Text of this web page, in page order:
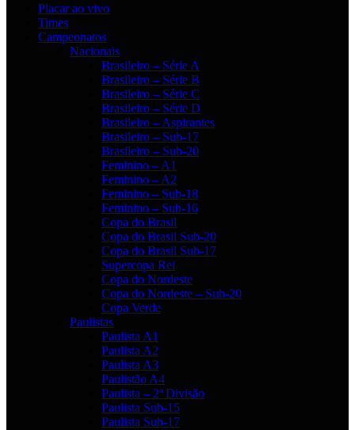
Placar ao vivo
Times
Campeonatos
Nacionais
Brasileiro – Série A
Brasileiro – Série B
Brasileiro – Série C
Brasileiro – Série D
Brasileiro – Aspirantes
Brasileiro – Sub-17
Brasileiro – Sub-20
Feminino – A1
Feminino – A2
Feminino – Sub-18
Feminino – Sub-16
Copa do Brasil
Copa do Brasil Sub-20
Copa do Brasil Sub-17
Supercopa Rei
Copa do Nordeste
Copa do Nordeste – Sub-20
Copa Verde
Paulistas
Paulista A1
Paulista A2
Paulista A3
Paulistão A4
Paulista – 2ª Divisão
Paulista Sub-15
Paulista Sub-17